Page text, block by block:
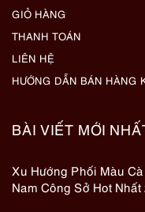
GIỎ HÀNG
THANH TOÁN
LIÊN HỆ
HƯỚNG DẪN BÁN HÀNG
BÀI VIẾT MỚI
Xu Hướng Phối Màu
Nam Công Sở Hot Nhất